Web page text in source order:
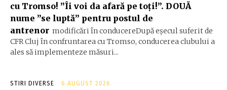
cu Tromso! ”Îi voi da afară pe toți!”. DOUĂ
nume ”se luptă” pentru postul de
antrenor modificări în conducereDupă eșecul suferit de
CFR Cluj în confruntarea cu Tromso, conducerea clubului a
ales să implementeze măsuri...
STIRI DIVERSE 6 AUGUST 2026